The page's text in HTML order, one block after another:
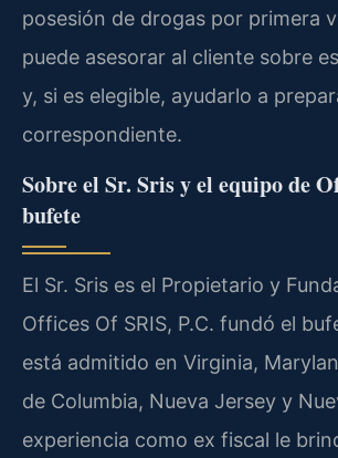
posesión de drogas por primera
puede asesorar al cliente sobre
y, si es elegible, ayudarlo a
correspondiente.
Sobre el Sr. Sris y el equipo de
bufete
El Sr. Sris es el Propietario y
Offices Of SRIS, P.C. fundó el
está admitido en Virginia,
de Columbia, Nueva Jersey y
experiencia como ex fiscal le